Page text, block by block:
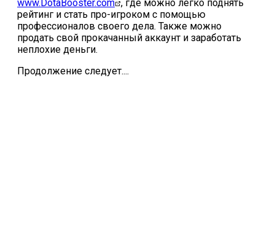
www.DotaBooster.com , где можно легко поднять
рейтинг и стать про-игроком с помощью
профессионалов своего дела. Также можно
продать свой прокачанный аккаунт и заработать
неплохие деньги.
Продолжение следует....